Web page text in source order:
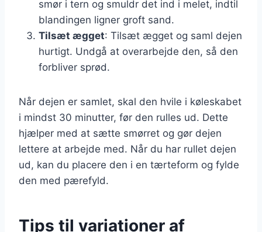
smør i tern og smuldr det ind i melet, indtil
blandingen ligner groft sand.
Tilsæt ægget: Tilsæt ægget og saml dejen
hurtigt. Undgå at overarbejde den, så den
forbliver sprød.
Når dejen er samlet, skal den hvile i køleskabet
i mindst 30 minutter, før den rulles ud. Dette
hjælper med at sætte smørret og gør dejen
lettere at arbejde med. Når du har rullet dejen
ud, kan du placere den i en tærteform og fylde
den med pærefyld.
Tips til variationer af